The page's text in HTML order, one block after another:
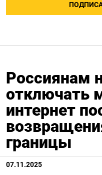
Россиянам
отключать
интернет
границы
07.11.2025